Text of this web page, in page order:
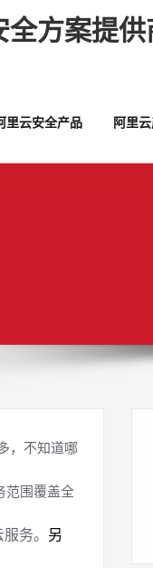
方案提
里云安全产品 阿里
，不知道哪
范围覆盖全
务。 另